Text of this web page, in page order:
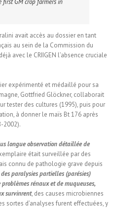
avait accès au dossier en tant
au sein de la Commission du
avec le CRIIGEN l’absence cruciale
expérimenté et médaillé pour sa
Gottfried Glöckner, collaborait
tester des cultures (1995), puis pour
à donner le maïs Bt 176 après
2002).
longue observation détaillée de
était surveillée par des
connu de pathologie grave depuis
des paralysies partielles (parésies)
rénaux et de muqueuses,
survinrent, des causes microbiennes
sortes d’analyses furent effectuées, y